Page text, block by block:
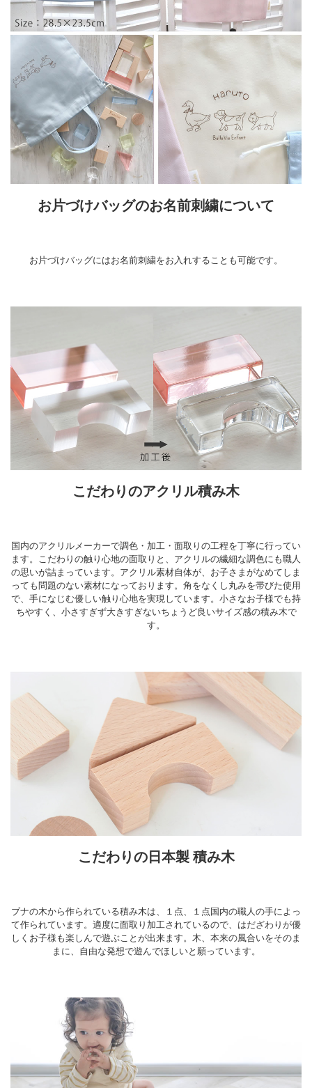
お片づけバッグのお名前刺繍について
お片づけバッグにはお名前刺繍をお入れすることも可能です。
こだわりのアクリル積み木
国内のアクリルメーカーで調色・加工・面取りの工程を丁寧に行ってい
ます。こだわりの触り心地の面取りと、アクリルの繊細な調色にも職人
の思いが詰まっています。アクリル素材自体が、お子さまがなめてしま
っても問題のない素材になっております。角をなくし丸みを帯びた使用
で、手になじむ優しい触り心地を実現しています。小さなお子様でも持
ちやすく、小さすぎず大きすぎないちょうど良いサイズ感の積み木で
す。
こだわりの日本製 積み木
ブナの木から作られている積み木は、１点、１点国内の職人の手によっ
て作られています。適度に面取り加工されているので、はだざわりが優
しくお子様も楽しんで遊ぶことが出来ます。木、本来の風合いをそのま
まに、自由な発想で遊んでほしいと願っています。